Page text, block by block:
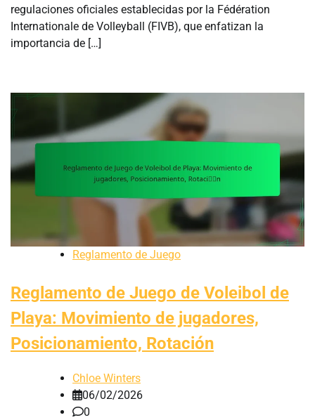
regulaciones oficiales establecidas por la Fédération
Internationale de Volleyball (FIVB), que enfatizan la
importancia de […]
Reglamento de Juego
Reglamento de Juego de Voleibol de
Playa: Movimiento de jugadores,
Posicionamiento, Rotación
Chloe Winters
06/02/2026
0